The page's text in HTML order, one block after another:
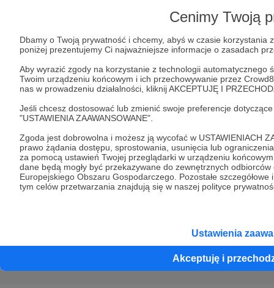
Cenimy Twoją
Dbamy o Twoją prywatność i chcemy, abyś w czasie korzystania
poniżej prezentujemy Ci najważniejsze informacje o zasadach
Aby wyrazić zgody na korzystanie z technologii
Twoim urządzeniu końcowym i ich przechowywanie przez
nas w prowadzeniu działalności, kliknij AKCEPTUJĘ I
Jeśli chcesz dostosować lub zmienić swoje preferencje
"USTAWIENIA ZAAWANSOWANE".
Zgoda jest dobrowolna i możesz ją wycofać w USTAWIENIACH
prawo żądania dostępu, sprostowania, usunięcia lub
za pomocą ustawień Twojej przeglądarki w urządzeniu
dane będą mogły być przekazywane do zewnętrznych
Europejskiego Obszaru Gospodarczego. Pozostałe
tym celów przetwarzania znajdują się w naszej polityce
Ustawienia
Akceptuję i
RegulaminPolityka prywatnościPatronite Commons
Warunki korzystania z serwisu
Copyright 2026 © Patronite.
Wszelkie prawa
zastrzeżone.
Crowd8 sp. z o.o. jest wyłącznym właścicielem znaku słowno-graficznego